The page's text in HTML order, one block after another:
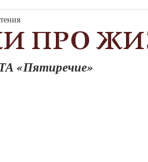
ПРО
«Пятиречие»